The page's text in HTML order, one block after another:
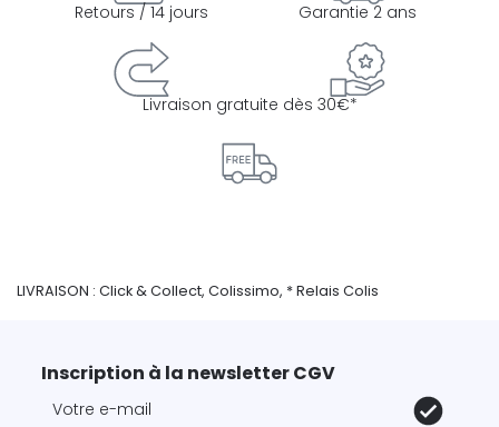
Retours / 14 jours Garantie 2 ans
Livraison gratuite dès 30€*
LIVRAISON : Click & Collect, Colissimo, * Relais Colis
Inscription à la newsletter CGV